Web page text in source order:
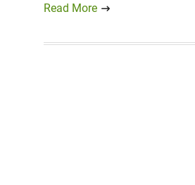
Read More